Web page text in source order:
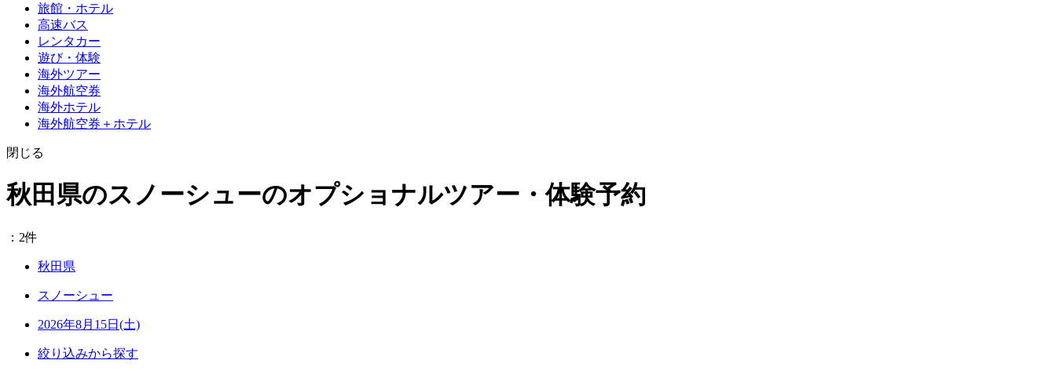
旅館・ホテル
高速バス
レンタカー
遊び・体験
海外ツアー
海外航空券
海外ホテル
海外航空券＋ホテル
閉じる
秋田県のスノーシューのオプショナルツアー・体験予約
：2件
秋田県
スノーシュー
2026年8月15日(土)
絞り込みから探す